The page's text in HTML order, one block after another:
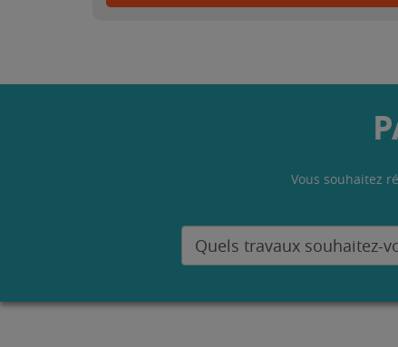
Vous souhaitez